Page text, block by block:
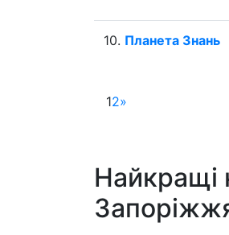
10. Планета Знань
12»
Найкращі